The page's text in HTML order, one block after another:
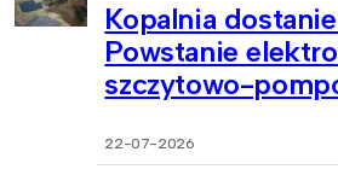
Kopalnia
Powstanie
szczytowo-
22-07-2026